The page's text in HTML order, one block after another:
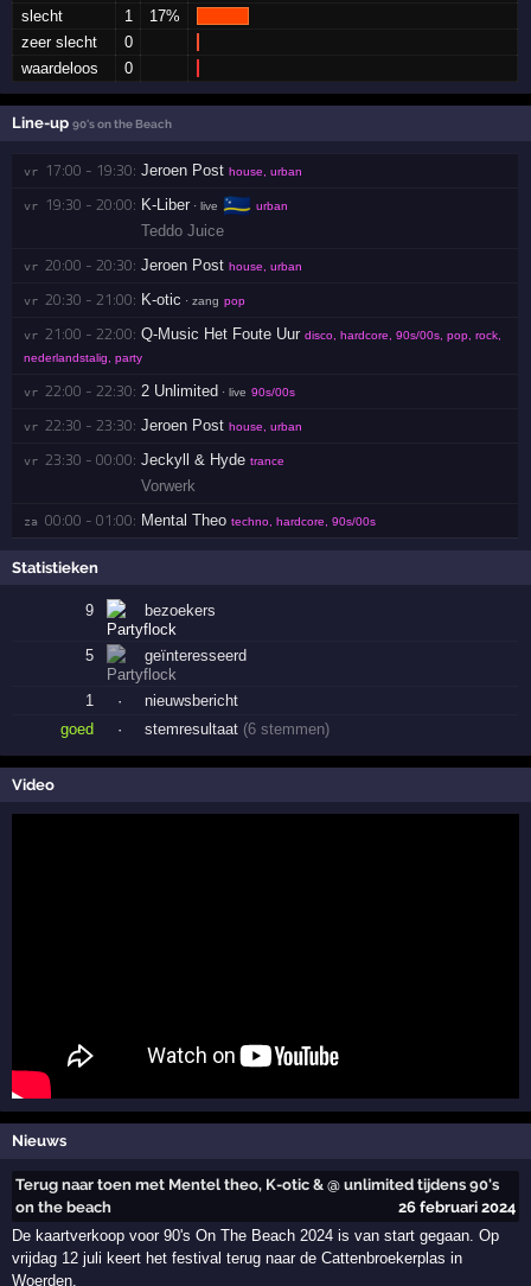
slecht
1
17%
zeer slecht
0
waardeloos
0
Line-up90's on the Beach
vr 17:00 - 19:30: Jeroen Post house, urban
vr 19:30 - 20:00: K-Liber · live 🇨🇼 urban
Teddo Juice
vr 20:00 - 20:30: Jeroen Post house, urban
vr 20:30 - 21:00: K-otic · zang pop
vr 21:00 - 22:00: Q-Music Het Foute Uur disco, hardcore, 90s/00s, pop, rock,
nederlandstalig, party
vr 22:00 - 22:30: 2 Unlimited · live 90s/00s
vr 22:30 - 23:30: Jeroen Post house, urban
vr 23:30 - 00:00: Jeckyll & Hyde trance
Vorwerk
za 00:00 - 01:00: Mental Theo techno, hardcore, 90s/00s
Statistieken
9 bezoekers
5 geïnteresseerd
1 ·
nieuwsbericht
goed
· stemresultaat (6 stemmen)
Video
Nieuws
Terug naar toen met Mentel theo, K-otic & @ unlimited tijdens 90's
on the beach
26 februari 2024
De kaartverkoop voor 90's On The Beach 2024 is van start gegaan. Op
vrijdag 12 juli keert het festival terug naar de Cattenbroekerplas in
Woerden.